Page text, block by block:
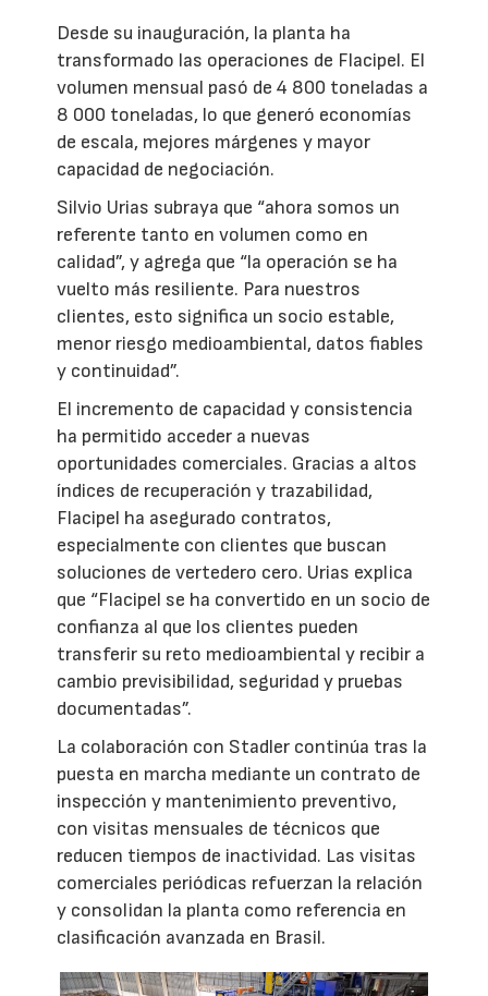
Desde su inauguración, la planta ha
transformado las operaciones de Flacipel. El
volumen mensual pasó de 4 800 toneladas a
8 000 toneladas, lo que generó economías
de escala, mejores márgenes y mayor
capacidad de negociación.
Silvio Urias subraya que “ahora somos un
referente tanto en volumen como en
calidad”, y agrega que “la operación se ha
vuelto más resiliente. Para nuestros
clientes, esto significa un socio estable,
menor riesgo medioambiental, datos fiables
y continuidad”.
El incremento de capacidad y consistencia
ha permitido acceder a nuevas
oportunidades comerciales. Gracias a altos
índices de recuperación y trazabilidad,
Flacipel ha asegurado contratos,
especialmente con clientes que buscan
soluciones de vertedero cero. Urias explica
que “Flacipel se ha convertido en un socio de
confianza al que los clientes pueden
transferir su reto medioambiental y recibir a
cambio previsibilidad, seguridad y pruebas
documentadas”.
La colaboración con Stadler continúa tras la
puesta en marcha mediante un contrato de
inspección y mantenimiento preventivo,
con visitas mensuales de técnicos que
reducen tiempos de inactividad. Las visitas
comerciales periódicas refuerzan la relación
y consolidan la planta como referencia en
clasificación avanzada en Brasil.